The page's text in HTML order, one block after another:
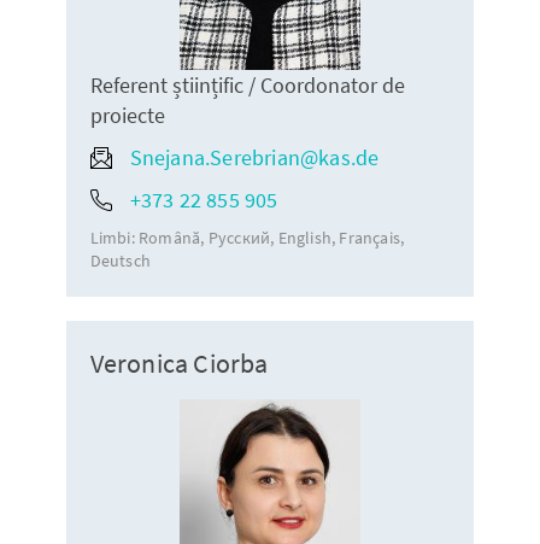
Referent științific / Coordonator de
proiecte
Snejana.Serebrian@kas.de
+373 22 855 905
Limbi: Română Русский English Français
Deutsch
Veronica Ciorba